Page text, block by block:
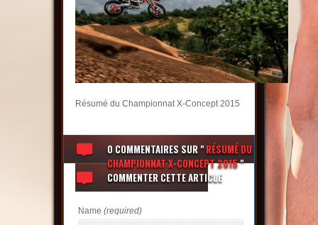
Résumé du Championnat X-Concept 2015
0 COMMENTAIRESSUR "RÉSUMÉ DU
CHAMPIONNAT X-CONCEPT 2015"
COMMENTER CETTE ARTICLE
Name (required)